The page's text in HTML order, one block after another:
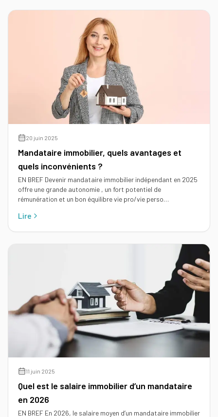
20 juin 2025
Mandataire immobilier, quels avantages et
quels inconvénients ?
EN BREF Devenir mandataire immobilier indépendant en 2025
offre une grande autonomie , un fort potentiel de
rémunération et un bon équilibre vie pro/vie perso…
Lire
11 juin 2025
Quel est le salaire immobilier d’un mandataire
en 2026
EN BREF En 2026, le salaire moyen d’un mandataire immobilier